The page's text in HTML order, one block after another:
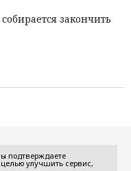
закончить
подтверждаете
улучшить сервис,